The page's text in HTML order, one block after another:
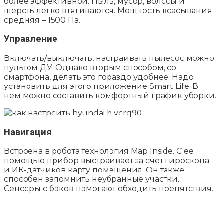
шерсть легко втягиваются. Мощность всасывания
средняя – 1500 Па.
Управление
Включать/выключать, настраивать пылесос можно
пультом ДУ. Однако вторым способом, со
смартфона, делать это гораздо удобнее. Надо
установить для этого приложение Smart Life. В
нем можно составить комфортный график уборки.
Навигация
Встроена в робота технология Map Inside. С её
помощью прибор выстраивает за счет гироскопа
и ИК-датчиков карту помещения. Он также
способен запомнить неубранные участки.
Сенсоры с боков помогают обходить препятствия.